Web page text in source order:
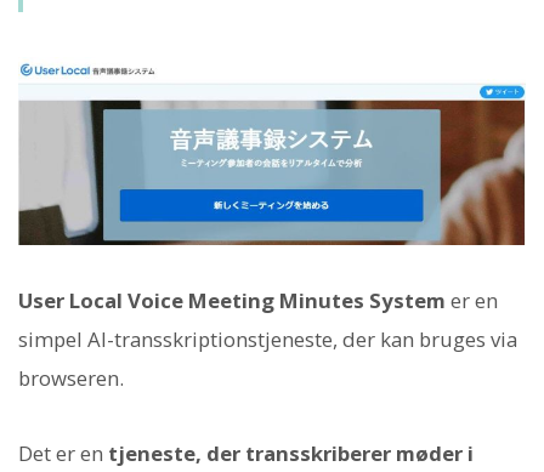
User Local Voice Meeting Minutes System er en
simpel AI-transskriptionstjeneste, der kan bruges via
browseren.
Det er en tjeneste, der transskriberer møder i